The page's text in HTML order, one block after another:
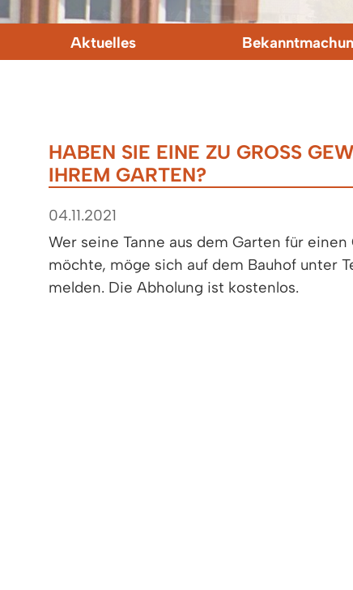
Aktuelles
HABEN SIE EINE ZU GROSS
HREM GARTEN?
04.11.2021
Wer seine Tanne aus dem Garten für
möchte, möge sich auf dem Bauhof unter
melden. Die Abholung ist kostenlos.